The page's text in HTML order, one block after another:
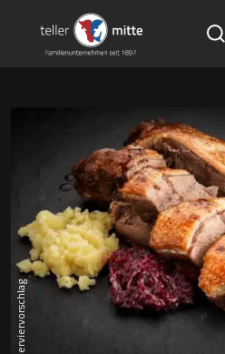
Serviervorschlag